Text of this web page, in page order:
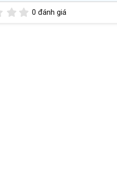
0
0 đánh giá